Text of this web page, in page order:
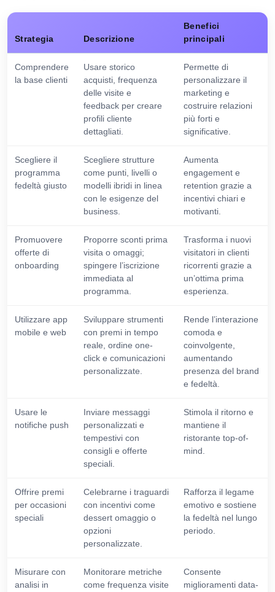
Strategia Descrizione
Benefici
principali
Comprendere
la base clienti
Usare storico
acquisti, frequenza
delle visite e
feedback per creare
profili cliente
dettagliati.
Permette di
personalizzare il
marketing e
costruire relazioni
più forti e
significative.
Scegliere il
programma
fedeltà giusto
Scegliere strutture
come punti, livelli o
modelli ibridi in linea
con le esigenze del
business.
Aumenta
engagement e
retention grazie a
incentivi chiari e
motivanti.
Promuovere
offerte di
onboarding
Proporre sconti prima
visita o omaggi;
spingere l’iscrizione
immediata al
programma.
Trasforma i nuovi
visitatori in clienti
ricorrenti grazie a
un’ottima prima
esperienza.
Utilizzare app
mobile e web
Sviluppare strumenti
con premi in tempo
reale, ordine one-
click e comunicazioni
personalizzate.
Rende l’interazione
comoda e
coinvolgente,
aumentando
presenza del brand
e fedeltà.
Usare le
notifiche push
Inviare messaggi
personalizzati e
tempestivi con
consigli e offerte
speciali.
Stimola il ritorno e
mantiene il
ristorante top-of-
mind.
Offrire premi
per occasioni
speciali
Celebrarne i traguardi
con incentivi come
dessert omaggio o
opzioni
personalizzate.
Rafforza il legame
emotivo e sostiene
la fedeltà nel lungo
periodo.
Misurare con
analisi in
Monitorare metriche
come frequenza visite
Consente
miglioramenti data-